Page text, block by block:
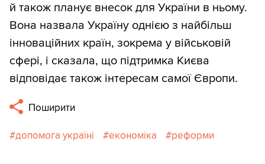
й також планує внесок для України в ньому.
Вона назвала Україну однією з найбільш
інноваційних країн, зокрема у військовій
сфері, і сказала, що підтримка Києва
відповідає також інтересам самої Європи.
Поширити
допомога україні економіка реформи